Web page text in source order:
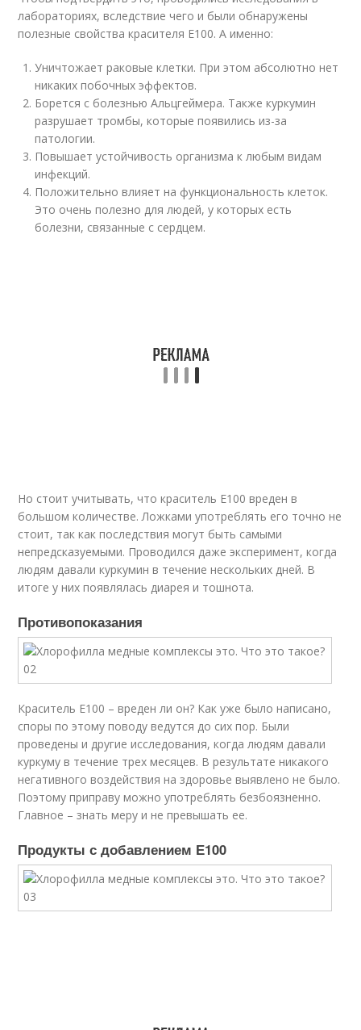
лабораториях, вследствие чего и были обнаружены
полезные свойства красителя Е100. А именно:
Уничтожает раковые клетки. При этом абсолютно нет
никаких побочных эффектов.
Борется с болезнью Альцгеймера. Также куркумин
разрушает тромбы, которые появились из-за
патологии.
Повышает устойчивость организма к любым видам
инфекций.
Положительно влияет на функциональность клеток.
Это очень полезно для людей, у которых есть
болезни, связанные с сердцем.
Но стоит учитывать, что краситель Е100 вреден в
большом количестве. Ложками употреблять его точно не
стоит, так как последствия могут быть самыми
непредсказуемыми. Проводился даже эксперимент, когда
людям давали куркумин в течение нескольких дней. В
итоге у них появлялась диарея и тошнота.
Противопоказания
Краситель Е100 – вреден ли он? Как уже было написано,
споры по этому поводу ведутся до сих пор. Были
проведены и другие исследования, когда людям давали
куркуму в течение трех месяцев. В результате никакого
негативного воздействия на здоровье выявлено не было.
Поэтому приправу можно употреблять безбоязненно.
Главное – знать меру и не превышать ее.
Продукты с добавлением Е100